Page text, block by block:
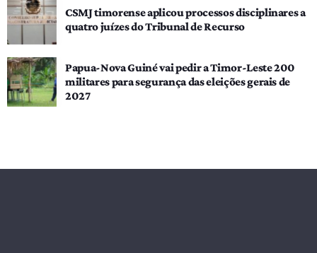
CSMJ timorense aplicou processos disciplinares a
quatro juízes do Tribunal de Recurso
Papua-Nova Guiné vai pedir a Timor-Leste 200
militares para segurança das eleições gerais de
2027